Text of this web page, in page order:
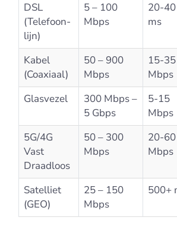
DSL
(Telefoon-
lijn)
5 – 100
Mbps
20-40
ms
Kabel
(Coaxiaal)
50 – 900
Mbps
15-35
Mbps
Glasvezel
300 Mbps –
5 Gbps
5-15
Mbps
5G/4G
Vast
Draadloos
50 – 300
Mbps
20-60
Mbps
Satelliet
(GEO)
25 – 150
Mbps
500+